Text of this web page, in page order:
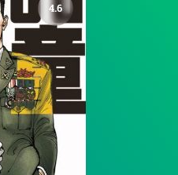
4.6